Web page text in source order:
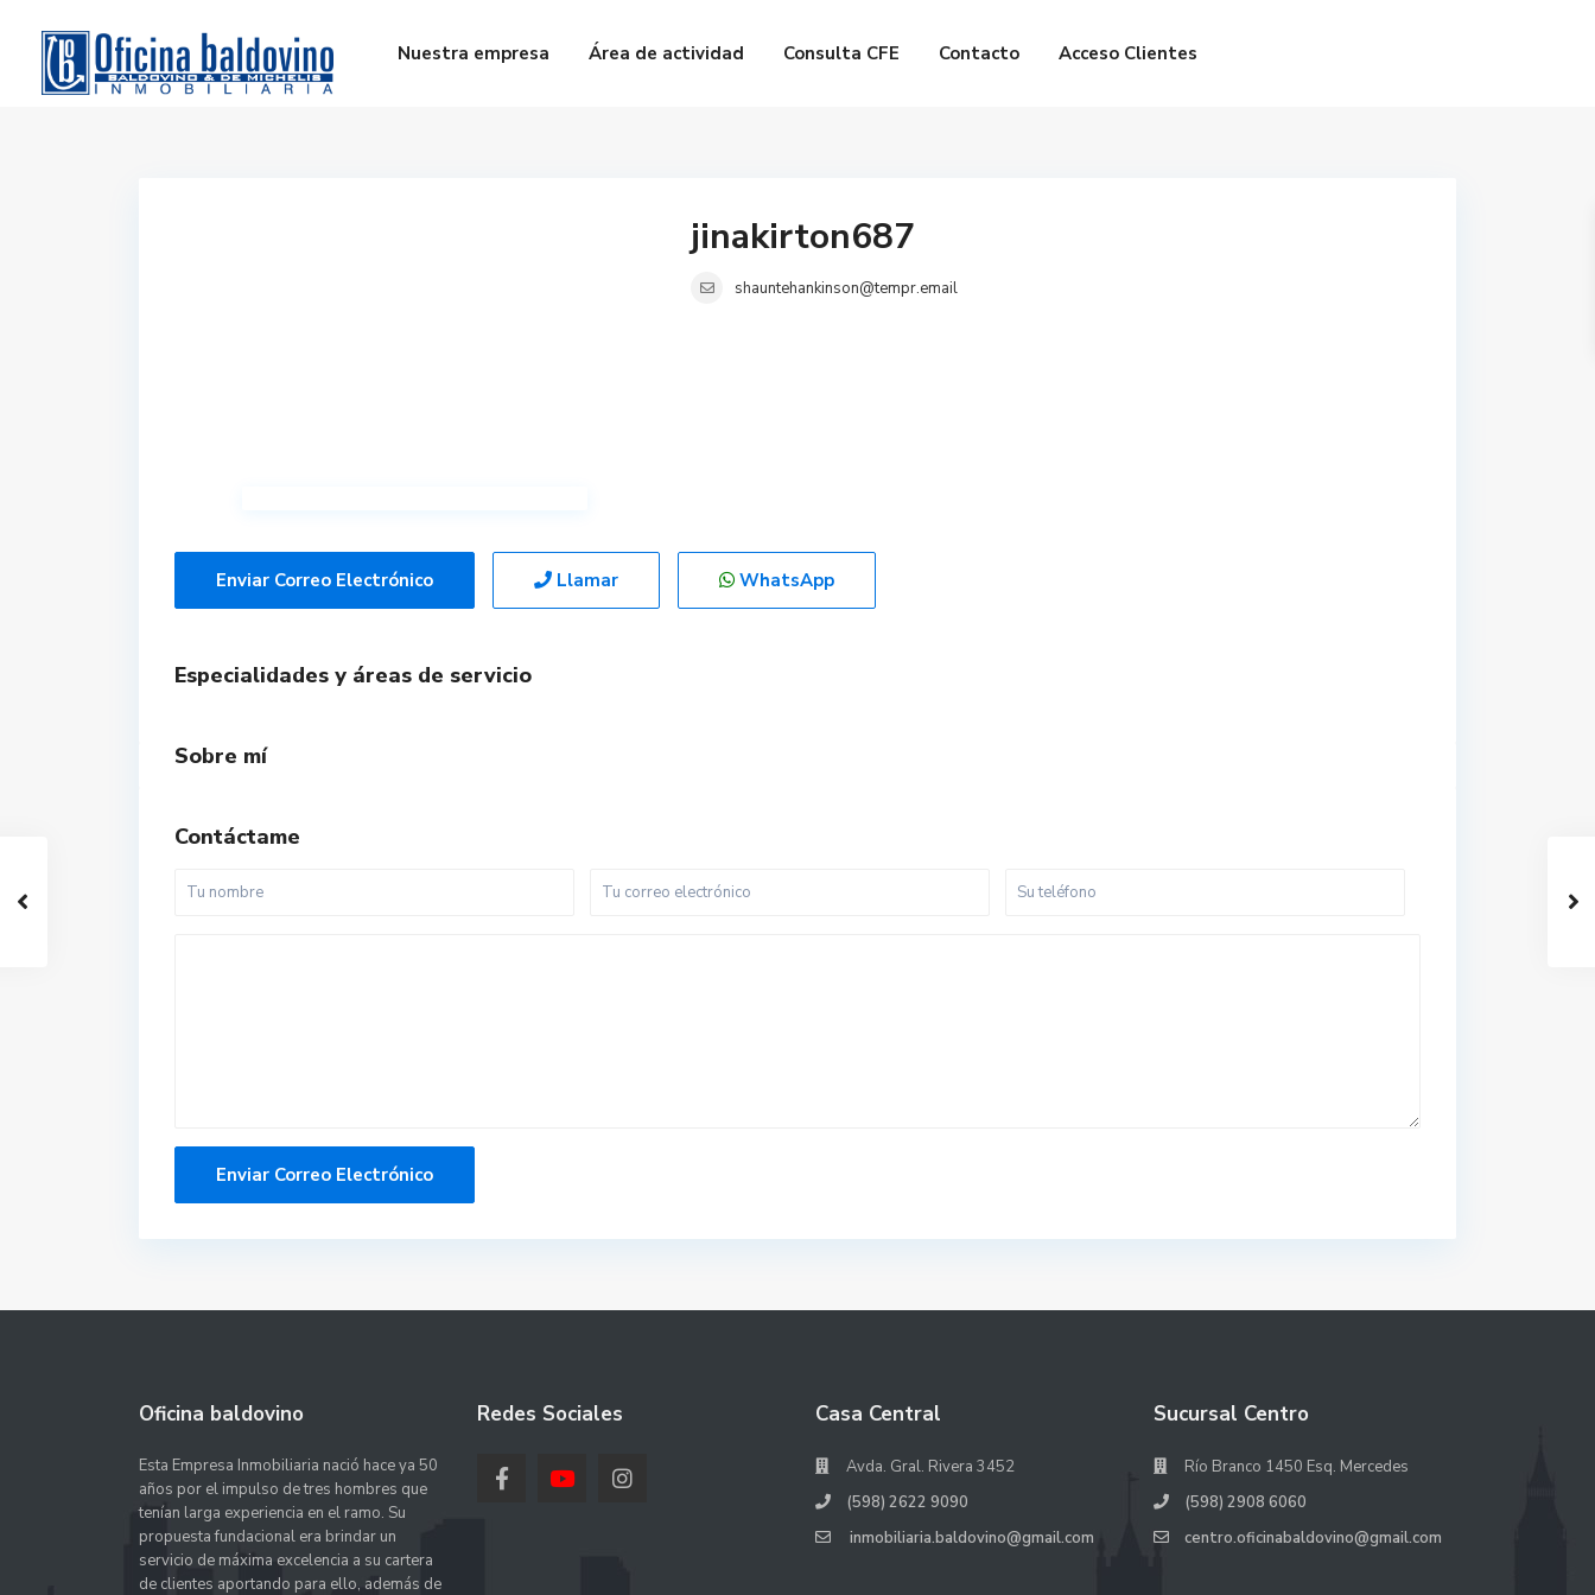
Nuestra empresa Área de actividad Consulta CFE Contacto Acceso Clientes
jinakirton687
shauntehankinson@tempr.email
Enviar Correo Electrónico Llamar WhatsApp
Especialidades y áreas de servicio
Sobre mí
Contáctame
Oficina baldovino
Esta Empresa Inmobiliaria nació hace ya 50
años por el impulso de tres hombres que
tenían larga experiencia en el ramo. Su
propuesta fundacional era brindar un
servicio de máxima excelencia a su cartera
de clientes aportando para ello, además de
Redes Sociales Casa Central
Avda. Gral. Rivera 3452
(598) 2622 9090
inmobiliaria.baldovino@gmail.com
Sucursal Centro
Río Branco 1450 Esq. Mercedes
(598) 2908 6060
centro.oficinabaldovino@gmail.com